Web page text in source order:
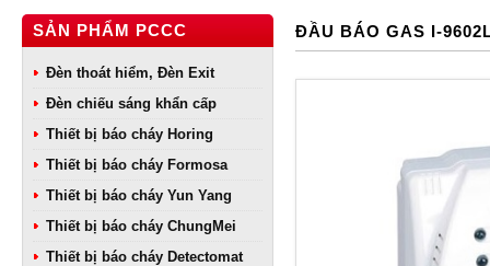
SẢN PHẨM PCCC
Đèn thoát hiểm, Đèn Exit
Đèn chiếu sáng khẩn cấp
Thiết bị báo cháy Horing
Thiết bị báo cháy Formosa
Thiết bị báo cháy Yun Yang
Thiết bị báo cháy ChungMei
Thiết bị báo cháy Detectomat
ĐẦU BÁO GAS I-